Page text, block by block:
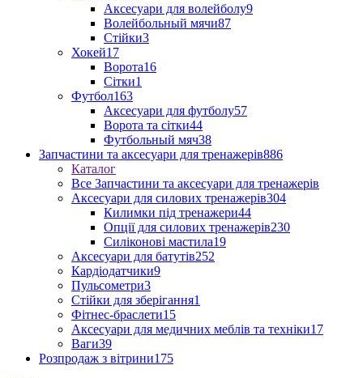
Аксесуари для волейболу9
Волейбольный мячи87
Стійки3
Хокей17
Ворота16
Сітки1
Футбол163
Аксесуари для футболу57
Ворота та сітки44
Футбольный мяч38
Запчастини та аксесуари для тренажерів886
Каталог
Все Запчастини та аксесуари для тренажерів
Аксесуари для силових тренажерів304
Килимки під тренажери44
Опції для силових тренажерів230
Силіконові мастила19
Аксесуари для батутів252
Кардіодатчики9
Пульсометри3
Стійки для зберігання1
Фітнес-браслети15
Аксесуари для медичних меблів та техніки17
Ваги39
Розпродаж з вітрини175